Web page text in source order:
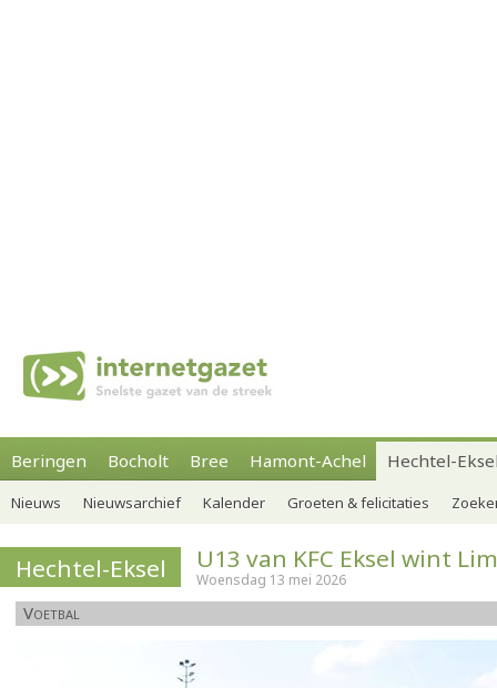
Beringen Bocholt Bree Hamont-Achel Hechtel-
Nieuws Nieuwsarchief Kalender Groeten & felicitaties
Hechtel-Eksel U13 van KFC Eksel wint
Woensdag 13 mei 2026
Voetbal